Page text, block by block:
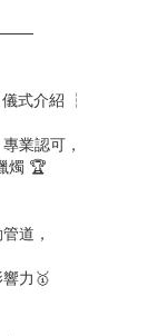
儀式介紹 ┆
業認可，
燭 🏆
道，
力🥇